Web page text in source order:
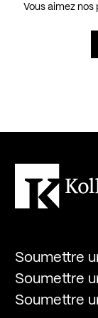
Vous aimez
Soumettre
Soumettre
Soumettre